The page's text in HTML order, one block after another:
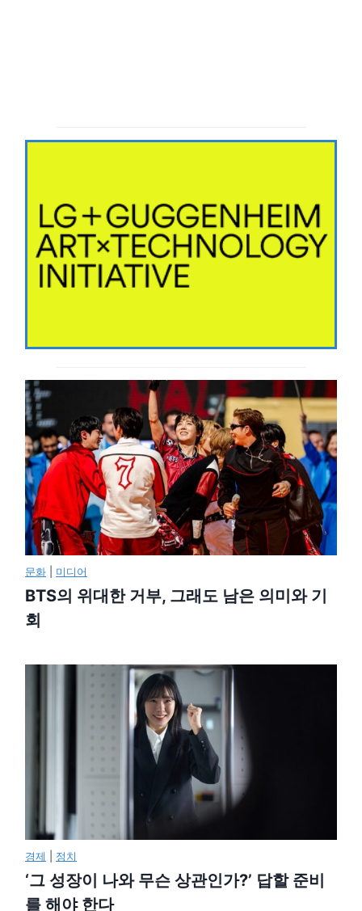
문화 미디어
BTS의 위대한 거부, 그래도 남은 의미와 기
회
경제 정치
‘그 성장이 나와 무슨 상관인가?’ 답할 준비
를 해야 한다